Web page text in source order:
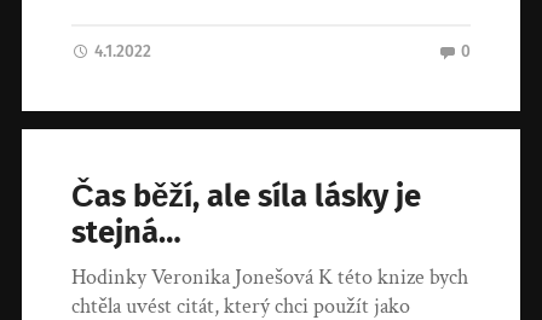
4.1.2022 0
Čas běží, ale síla lásky je
stejná…
Hodinky Veronika Jonešová K této knize bych
chtěla uvést citát, který chci použít jako